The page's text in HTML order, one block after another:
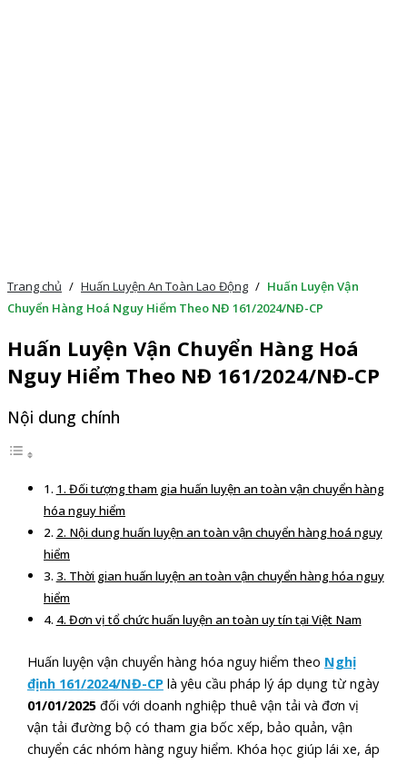
Trang chủ / Huấn Luyện An Toàn Lao Động / Huấn Luyện Vận
Chuyển Hàng Hoá Nguy Hiểm Theo NĐ 161/2024/NĐ-CP
Huấn Luyện Vận Chuyển Hàng Hoá
Nguy Hiểm Theo NĐ 161/2024/NĐ-CP
Nội dung chính
1. Đối tượng tham gia huấn luyện an toàn vận chuyển hàng
hóa nguy hiểm
2. Nội dung huấn luyện an toàn vận chuyển hàng hoá nguy
hiểm
3. Thời gian huấn luyện an toàn vận chuyển hàng hóa nguy
hiểm
4. Đơn vị tổ chức huấn luyện an toàn uy tín tại Việt Nam
Huấn luyện vận chuyển hàng hóa nguy hiểm theo Nghị
định 161/2024/NĐ-CPlà yêu cầu pháp lý áp dụng từ ngày
01/01/2025đối với doanh nghiệp thuê vận tải và đơn vị
vận tải đường bộ có tham gia bốc xếp, bảo quản, vận
chuyển các nhóm hàng nguy hiểm. Khóa học giúp lái xe, áp